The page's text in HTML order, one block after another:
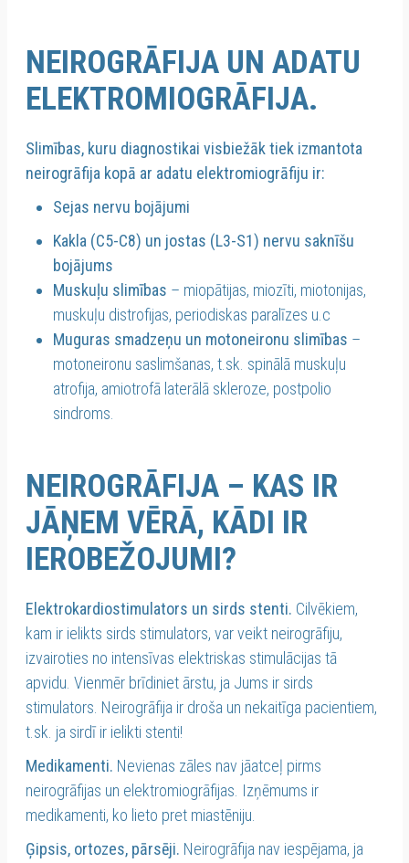
NEIROGRĀFIJA UN ADATU
ELEKTROMIOGRĀFIJA.
Slimības, kuru diagnostikai visbiežāk tiek izmantota
neirogrāfija kopā ar adatu elektromiogrāfiju ir:
Sejas nervu bojājumi
Kakla (C5-C8) un jostas (L3-S1) nervu saknīšu
bojājums
Muskuļu slimības – miopātijas, miozīti, miotonijas,
muskuļu distrofijas, periodiskas paralīzes u.c
Muguras smadzeņu un motoneironu slimības –
motoneironu saslimšanas, t.sk. spinālā muskuļu
atrofija, amiotrofā laterālā skleroze, postpolio
sindroms.
NEIROGRĀFIJA – KAS IR
JĀŅEM VĒRĀ, KĀDI IR
IEROBEŽOJUMI?
Elektrokardiostimulators un sirds stenti. Cilvēkiem,
kam ir ielikts sirds stimulators, var veikt neirogrāfiju,
izvairoties no intensīvas elektriskas stimulācijas tā
apvidu. Vienmēr brīdiniet ārstu, ja Jums ir sirds
stimulators. Neirogrāfija ir droša un nekaitīga pacientiem,
t.sk. ja sirdī ir ielikti stenti!
Medikamenti. Nevienas zāles nav jāatceļ pirms
neirogrāfijas un elektromiogrāfijas. Izņēmums ir
medikamenti, ko lieto pret miastēniju.
Ģipsis, ortozes, pārsēji. Neirogrāfija nav iespējama, ja